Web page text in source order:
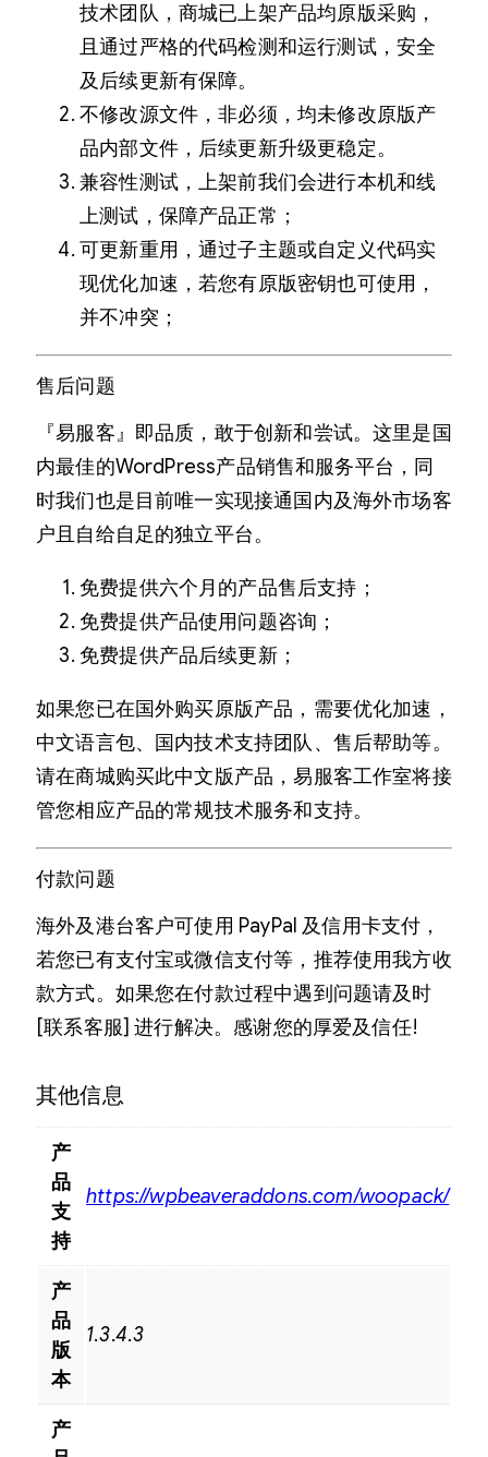
技术团队，商城已上架产品均原版采购，
且通过严格的代码检测和运行测试，安全
及后续更新有保障。
不修改源文件，非必须，均未修改原版产
品内部文件，后续更新升级更稳定。
兼容性测试，上架前我们会进行本机和线
上测试，保障产品正常；
可更新重用，通过子主题或自定义代码实
现优化加速，若您有原版密钥也可使用，
并不冲突；
售后问题
『易服客』即品质，敢于创新和尝试。这里是国
内最佳的WordPress产品销售和服务平台，同
时我们也是目前唯一实现接通国内及海外市场客
户且自给自足的独立平台。
免费提供六个月的产品售后支持；
免费提供产品使用问题咨询；
免费提供产品后续更新；
如果您已在国外购买原版产品，需要优化加速，
中文语言包、国内技术支持团队、售后帮助等。
请在商城购买此中文版产品，易服客工作室将接
管您相应产品的常规技术服务和支持。
付款问题
海外及港台客户可使用 PayPal 及信用卡支付，
若您已有支付宝或微信支付等，推荐使用我方收
款方式。如果您在付款过程中遇到问题请及时
[联系客服] 进行解决。感谢您的厚爱及信任!
其他信息
产
品
支
持
https://wpbeaveraddons.com/woopack/
产
品
版
本
1.3.4.3
产